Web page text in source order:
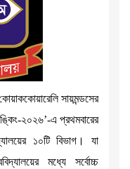
সায়মন্ডসের
২০২৬’-এ প্রথমবারের
১০টি বিভাগ। যা
মধ্যে সর্বোচ্চ